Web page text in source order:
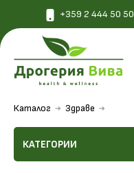
+359 2 444 50 50
Каталог Здраве
КАТЕГОРИИ